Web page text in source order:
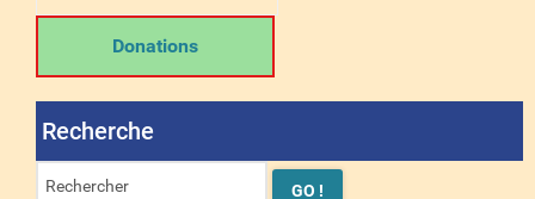
Donations
Recherche